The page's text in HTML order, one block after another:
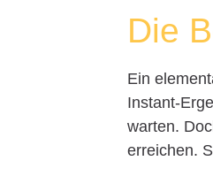
Die
Ein
Instant-
warten.
erreichen.